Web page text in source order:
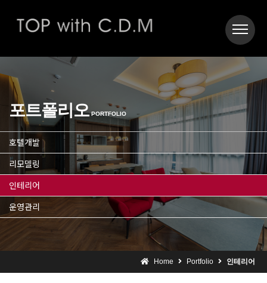
포트폴리오 PORTFOLIO
호텔개발
리모델링
인테리어
운영관리
Home Portfolio 인테리어